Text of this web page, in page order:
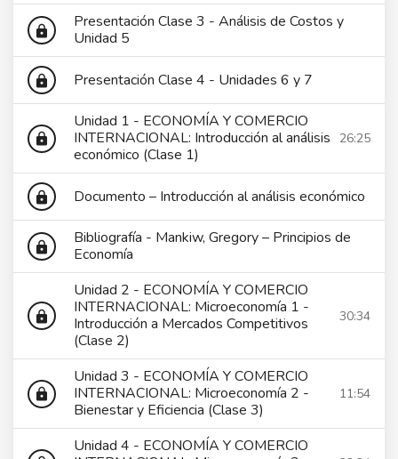
lock
Presentación Clase 3 - Análisis de Costos y
Unidad 5
lock Presentación Clase 4 - Unidades 6 y 7
lock
Unidad 1 - ECONOMÍA Y COMERCIO
INTERNACIONAL: Introducción al análisis
económico (Clase 1)
26:25
lock Documento – Introducción al análisis económico
lock
Bibliografía - Mankiw, Gregory – Principios de
Economía
lock
Unidad 2 - ECONOMÍA Y COMERCIO
INTERNACIONAL: Microeconomía 1 -
Introducción a Mercados Competitivos
(Clase 2)
30:34
lock
Unidad 3 - ECONOMÍA Y COMERCIO
INTERNACIONAL: Microeconomía 2 -
Bienestar y Eficiencia (Clase 3)
11:54
Unidad 4 - ECONOMÍA Y COMERCIO